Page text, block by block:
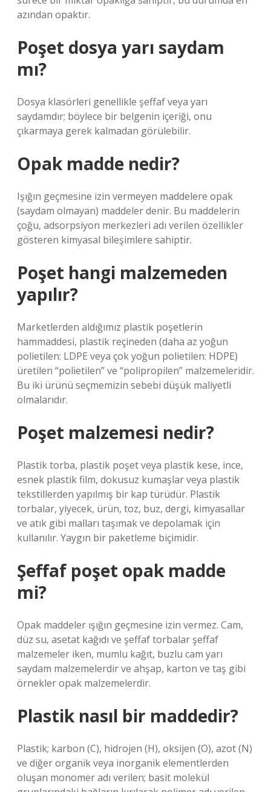
azından opaktır.
Poşet dosya yarı saydam
mı?
Dosya klasörleri genellikle şeffaf veya yarı
saydamdır; böylece bir belgenin içeriği, onu
çıkarmaya gerek kalmadan görülebilir.
Opak madde nedir?
Işığın geçmesine izin vermeyen maddelere opak
(saydam olmayan) maddeler denir. Bu maddelerin
çoğu, adsorpsiyon merkezleri adı verilen özellikler
gösteren kimyasal bileşimlere sahiptir.
Poşet hangi malzemeden
yapılır?
Marketlerden aldığımız plastik poşetlerin
hammaddesi, plastik reçineden (daha az yoğun
polietilen: LDPE veya çok yoğun polietilen: HDPE)
üretilen “polietilen” ve “polipropilen” malzemeleridir.
Bu iki ürünü seçmemizin sebebi düşük maliyetli
olmalarıdır.
Poşet malzemesi nedir?
Plastik torba, plastik poşet veya plastik kese, ince,
esnek plastik film, dokusuz kumaşlar veya plastik
tekstillerden yapılmış bir kap türüdür. Plastik
torbalar, yiyecek, ürün, toz, buz, dergi, kimyasallar
ve atık gibi malları taşımak ve depolamak için
kullanılır. Yaygın bir paketleme biçimidir.
Şeffaf poşet opak madde
mi?
Opak maddeler ışığın geçmesine izin vermez. Cam,
düz su, asetat kağıdı ve şeffaf torbalar şeffaf
malzemeler iken, mumlu kağıt, buzlu cam yarı
saydam malzemelerdir ve ahşap, karton ve taş gibi
örnekler opak malzemelerdir.
Plastik nasıl bir maddedir?
Plastik; karbon (C), hidrojen (H), oksijen (O), azot (N)
ve diğer organik veya inorganik elementlerden
oluşan monomer adı verilen; basit molekül